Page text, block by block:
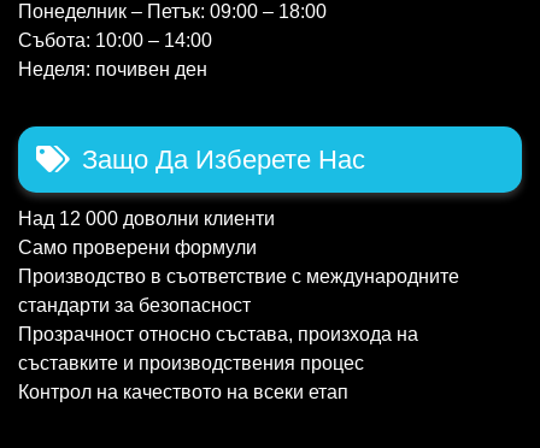
Понеделник – Петък: 09:00 – 18:00
Събота: 10:00 – 14:00
Неделя: почивен ден
Защо Да Изберете Нас
Над 12 000 доволни клиенти
Само проверени формули
Производство в съответствие с международните
стандарти за безопасност
Прозрачност относно състава, произхода на
съставките и производствения процес
Контрол на качеството на всеки етап